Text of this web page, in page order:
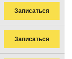
Записаться
Записаться